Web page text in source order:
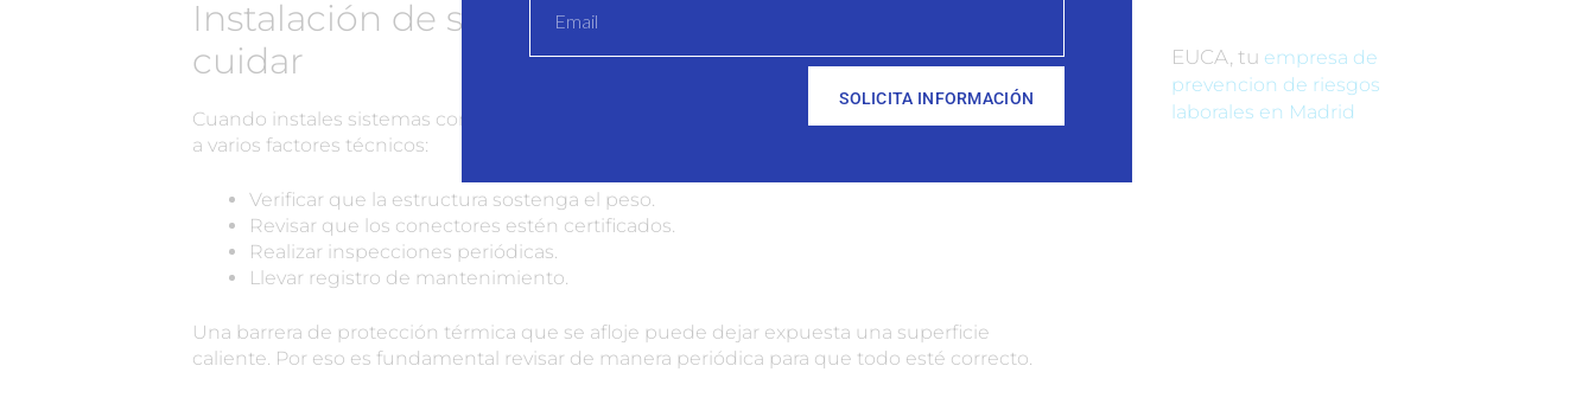
Instalación de sistemas colectivos: qué debes
cuidar
Cuando instales sistemas como barandillas, sensores o extractores, debes prestar atención
a varios factores técnicos:
Verificar que la estructura sostenga el peso.
Revisar que los conectores estén certificados.
Realizar inspecciones periódicas.
Llevar registro de mantenimiento.
Una barrera de protección térmica que se afloje puede dejar expuesta una superficie
caliente. Por eso es fundamental revisar de manera periódica para que todo esté correcto.
EUCA, tu empresa de
prevencion de riesgos
laborales en Madrid
SOLICITA INFORMACIÓN